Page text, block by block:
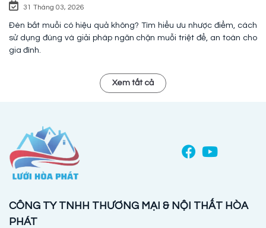
31 Tháng 03, 2026
Đèn bắt muỗi có hiệu quả không? Tìm hiểu ưu nhược điểm, cách
sử dụng đúng và giải pháp ngăn chặn muỗi triệt để, an toàn cho
gia đình.
Xem tất cả
CÔNG TY TNHH THƯƠNG MẠI & NỘI THẤT HÒA
PHÁT